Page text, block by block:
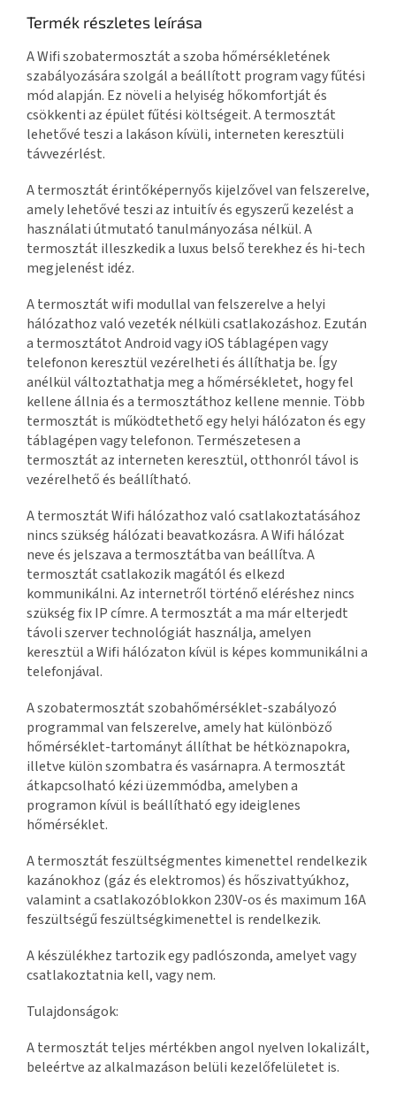
Termék részletes leírása
A Wifi szobatermosztát a szoba hőmérsékletének
szabályozására szolgál a beállított program vagy fűtési
mód alapján. Ez növeli a helyiség hőkomfortját és
csökkenti az épület fűtési költségeit. A termosztát
lehetővé teszi a lakáson kívüli, interneten keresztüli
távvezérlést.
A termosztát érintőképernyős kijelzővel van felszerelve,
amely lehetővé teszi az intuitív és egyszerű kezelést a
használati útmutató tanulmányozása nélkül. A
termosztát illeszkedik a luxus belső terekhez és hi-tech
megjelenést idéz.
A termosztát wifi modullal van felszerelve a helyi
hálózathoz való vezeték nélküli csatlakozáshoz. Ezután
a termosztátot Android vagy iOS táblagépen vagy
telefonon keresztül vezérelheti és állíthatja be. Így
anélkül változtathatja meg a hőmérsékletet, hogy fel
kellene állnia és a termosztáthoz kellene mennie. Több
termosztát is működtethető egy helyi hálózaton és egy
táblagépen vagy telefonon. Természetesen a
termosztát az interneten keresztül, otthonról távol is
vezérelhető és beállítható.
A termosztát Wifi hálózathoz való csatlakoztatásához
nincs szükség hálózati beavatkozásra. A Wifi hálózat
neve és jelszava a termosztátba van beállítva. A
termosztát csatlakozik magától és elkezd
kommunikálni. Az internetről történő eléréshez nincs
szükség fix IP címre. A termosztát a ma már elterjedt
távoli szerver technológiát használja, amelyen
keresztül a Wifi hálózaton kívül is képes kommunikálni a
telefonjával.
A szobatermosztát szobahőmérséklet-szabályozó
programmal van felszerelve, amely hat különböző
hőmérséklet-tartományt állíthat be hétköznapokra,
illetve külön szombatra és vasárnapra. A termosztát
átkapcsolható kézi üzemmódba, amelyben a
programon kívül is beállítható egy ideiglenes
hőmérséklet.
A termosztát feszültségmentes kimenettel rendelkezik
kazánokhoz (gáz és elektromos) és hőszivattyúkhoz,
valamint a csatlakozóblokkon 230V-os és maximum 16A
feszültségű feszültségkimenettel is rendelkezik.
A készülékhez tartozik egy padlószonda, amelyet vagy
csatlakoztatnia kell, vagy nem.
Tulajdonságok:
A termosztát teljes mértékben angol nyelven lokalizált,
beleértve az alkalmazáson belüli kezelőfelületet is.